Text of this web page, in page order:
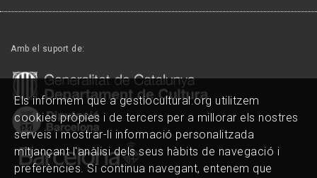
Amb el suport de:
Els informem que a gestiocultural.org utilitzem
cookies pròpies i de tercers per a millorar els nostres
serveis i mostrar-li informació personalitzada
mitjançant l'anàlisi dels seus hàbits de navegació i
preferències. Si continua navegant, entenem que